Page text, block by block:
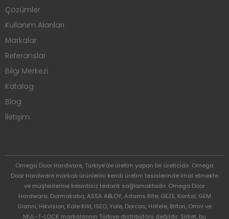
Çözümler
Kullanım Alanları
Markalar
Referanslar
Bilgi Merkezi
Katalog
Blog
İletişim
Omega Door Hardware, Türkiye'de üretim yapan bir üreticidir. Omega
Door Hardware markalı ürünlerini kendi üretim tesislerinde imal etmekte
ve müşterilerine kesintisiz tedarik sağlamaktadır. Omega Door
Hardware; Dormakaba, ASSA ABLOY, Adams Rite, GEZE, Kontal, GEM
Gianni, Hikvision, Kale Kilit, ISEO, Yale, Dorcas, Häfele, Briton, Omni ve
MUL-T-LOCK markalarının Türkiye distribütörü değildir. Şirket, bu